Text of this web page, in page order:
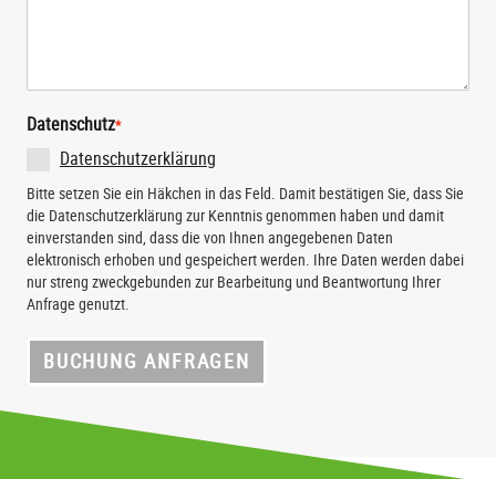
Datenschutz*
Datenschutzerklärung
Bitte setzen Sie ein Häkchen in das Feld. Damit bestätigen Sie, dass Sie
die Datenschutzerklärung zur Kenntnis genommen haben und damit
einverstanden sind, dass die von Ihnen angegebenen Daten
elektronisch erhoben und gespeichert werden. Ihre Daten werden dabei
nur streng zweckgebunden zur Bearbeitung und Beantwortung Ihrer
Anfrage genutzt.
BUCHUNG ANFRAGEN